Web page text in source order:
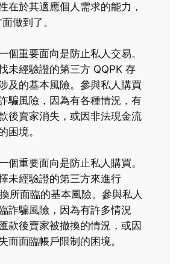
在於其適應個人需求的能力，
做到了。
個重要面向是防止私人交易。
未經驗證的第三方 QQPK 存
及的基本風險。參與私人購買
騙風險，因為有各種情況，有
後賣家消失，或因非法現金流
困境。
個重要面向是防止私人購買。
未經驗證的第三方來進行
所面臨的基本風險。參與私人
詐騙風險，因為有許多情況
款後賣家被撤換的情況，或因
而面臨帳戶限制的困境。